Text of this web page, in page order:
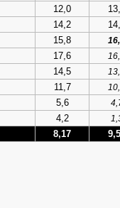
12,0
14,2
15,8
17,6
14,5
11,7
5,6
4,2
8,17